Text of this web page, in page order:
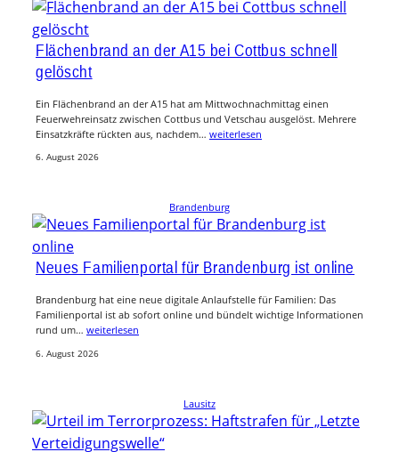
Flächenbrand an der A15 bei Cottbus schnell
gelöscht
Ein Flächenbrand an der A15 hat am Mittwochnachmittag einen
Feuerwehreinsatz zwischen Cottbus und Vetschau ausgelöst. Mehrere
Einsatzkräfte rückten aus, nachdem… weiterlesen
6. August 2026
Brandenburg
Neues Familienportal für Brandenburg ist online
Brandenburg hat eine neue digitale Anlaufstelle für Familien: Das
Familienportal ist ab sofort online und bündelt wichtige Informationen
rund um… weiterlesen
6. August 2026
Lausitz